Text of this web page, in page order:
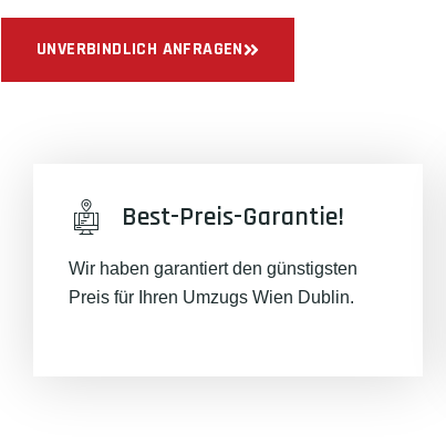
UNVERBINDLICH ANFRAGEN
Best-Preis-Garantie!
Wir haben garantiert den günstigsten
Preis für Ihren Umzugs Wien Dublin.